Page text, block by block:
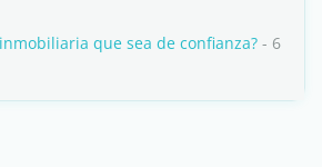
que sea de confianza? - 6